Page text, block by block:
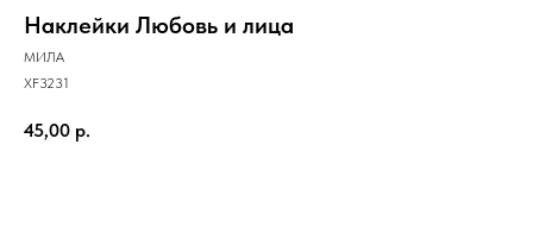
Наклейки Любовь и лица
МИЛА
XF3231
45,00 р.